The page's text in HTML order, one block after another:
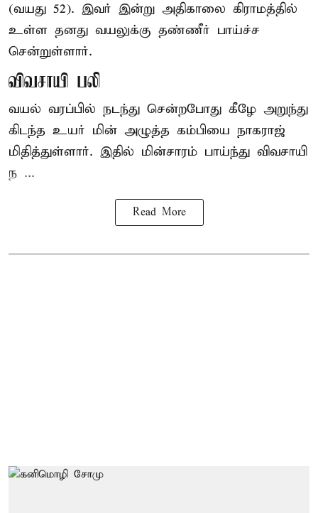
(வயது 52). இவர் இன்று அதிகாலை கிராமத்தில்
உள்ள தனது வயலுக்கு தண்ணீர் பாய்ச்ச
சென்றுள்ளார்.
விவசாயி பலி
வயல் வரப்பில் நடந்து சென்றபோது கீழே அறுந்து
கிடந்த உயர் மின் அழுத்த கம்பியை நாகராஜ்
மிதித்துள்ளார். இதில் மின்சாரம் பாய்ந்து விவசாயி
ந ...
Read More